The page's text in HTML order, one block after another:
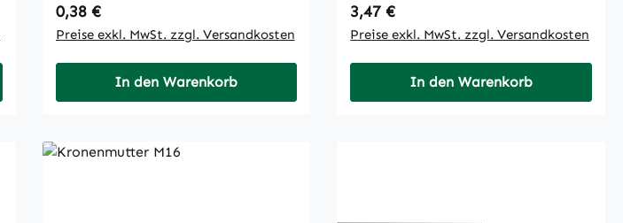
Regulärer Preis:
0,38 €
Preise exkl. MwSt. zzgl. Versandkosten
In den Warenkorb
Regulärer Preis:
3,47 €
Preise exkl. MwSt. zzgl. Versandkosten
In den Warenkorb